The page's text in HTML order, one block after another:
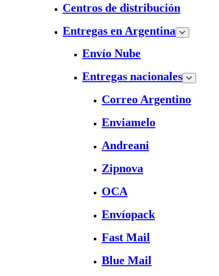
Centros de distribución
Entregas en Argentina
Envío Nube
Entregas nacionales
Correo Argentino
Enviamelo
Andreani
Zipnova
OCA
Envíopack
Fast Mail
Blue Mail